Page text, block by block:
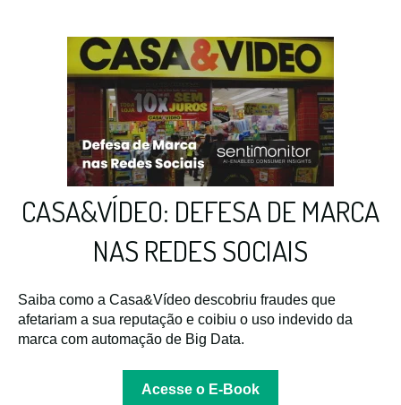
CASA&VÍDEO: DEFESA DE MARCA
NAS REDES SOCIAIS
Saiba como a Casa&Vídeo descobriu fraudes que
afetariam a sua reputação e coibiu o uso indevido da
marca com automação de Big Data.
Acesse o E-Book